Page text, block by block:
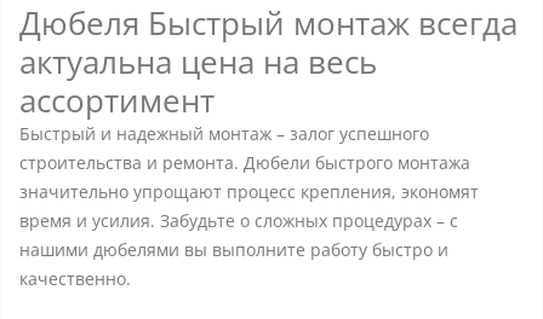
Дюбеля Быстрый монтаж всегда
актуальна цена на весь
ассортимент
Быстрый и надежный монтаж – залог успешного
строительства и ремонта. Дюбели быстрого монтажа
значительно упрощают процесс крепления, экономят
время и усилия. Забудьте о сложных процедурах – с
нашими дюбелями вы выполните работу быстро и
качественно.